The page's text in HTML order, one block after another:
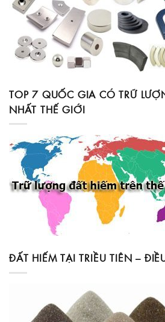
TOP 7 QUỐC GIA CÓ TRỮ
NHẤT THẾ GIỚI
ĐẤT HIẾM TẠI TRIỀU TIÊN –